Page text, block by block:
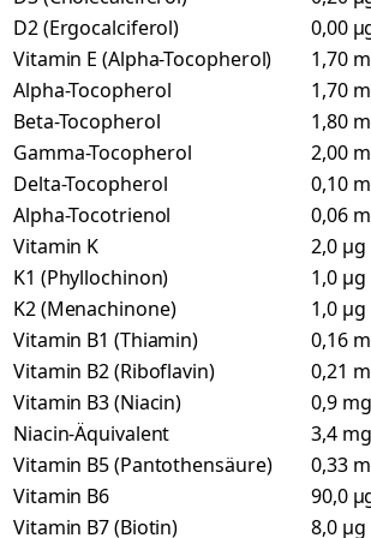
D2 (Ergocalciferol)
0,00
Vitamin E (Alpha-Tocopherol)
1,70
Alpha-Tocopherol
1,70
Beta-Tocopherol
1,80
Gamma-Tocopherol
2,00
Delta-Tocopherol
0,10
Alpha-Tocotrienol
0,06
Vitamin K
2,0 µg
K1 (Phyllochinon)
1,0 µg
K2 (Menachinone)
1,0 µg
Vitamin B1 (Thiamin)
0,16
Vitamin B2 (Riboflavin)
0,21
Vitamin B3 (Niacin)
0,9 mg
Niacin-Äquivalent
3,4 mg
Vitamin B5 (Pantothensäure)
0,33
Vitamin B6
90,0
Vitamin B7 (Biotin)
8,0 µg